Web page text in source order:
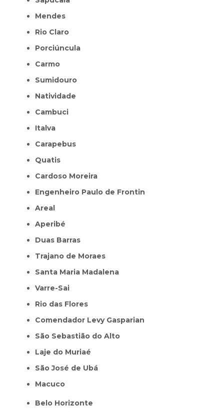
Mendes
Rio Claro
Porciúncula
Carmo
Sumidouro
Natividade
Cambuci
Italva
Carapebus
Quatis
Cardoso Moreira
Engenheiro Paulo de Frontin
Areal
Aperibé
Duas Barras
Trajano de Moraes
Santa Maria Madalena
Varre-Sai
Rio das Flores
Comendador Levy Gasparian
São Sebastião do Alto
Laje do Muriaé
São José de Ubá
Macuco
Belo Horizonte